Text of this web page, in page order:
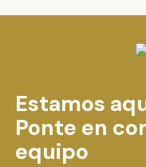
Estamos
Ponte en
equipo